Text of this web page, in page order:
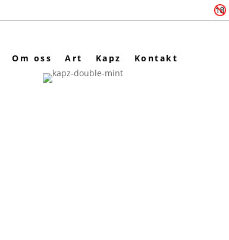
Om oss Art Kapz Kontakt